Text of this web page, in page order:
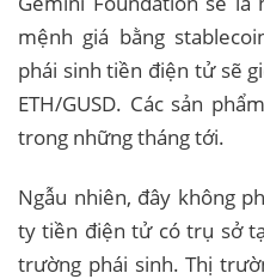
mệnh giá bằng
phái sinh tiền điện tử sẽ
ETH/GUSD. Các sản
trong những tháng tới.
Ngẫu nhiên, đây không
ty tiền điện tử có trụ sở
trường phái sinh. Thị